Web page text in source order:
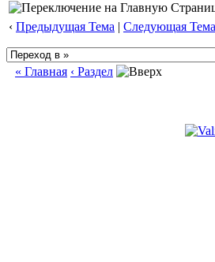
‹ Предыдущая Тема | Следующая Тема
« Главная ‹ Раздел